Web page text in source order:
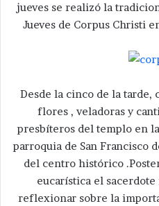
jueves se realizó la
Jueves de Corpus Christi
Desde la cinco de la tarde,
flores , veladoras y
presbíteros del templo en
parroquia de San Francisco
del centro histórico
eucarística el
reflexionar sobre la